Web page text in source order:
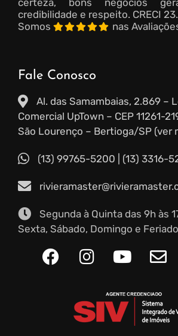
certeza, bons negócios
credibilidade e respeito. CRECI
Somos
nas
Fale Conosco
Al. das Samambaias, 2.869 –
Comercial UpTown – CEP 11261-
São Lourenço – Bertioga/SP (ver
(13) 99765-5200 (13) 3316-
Segunda à Quinta das 9h às
Sexta, Sábado, Domingo e